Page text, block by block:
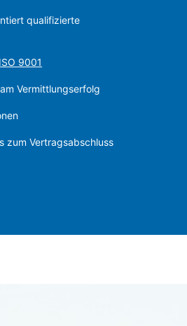
qualifizierte
9001
Vermittlungserfolg
zum Vertragsabschluss